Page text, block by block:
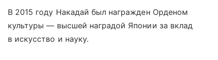
В 2015 году Накадай был награжден Орденом
культуры — высшей наградой Японии за вклад
в искусство и науку.